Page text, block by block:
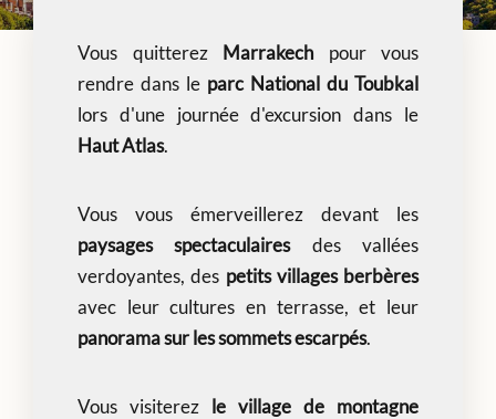
Vous quitterez Marrakech pour vous
rendre dans le parc National du Toubkal
lors d'une journée d'excursion dans le
Haut Atlas.
Vous vous émerveillerez devant les
paysages spectaculairesdes vallées
verdoyantes, des petits villages berbères
avec leur cultures en terrasse, et leur
panorama sur les sommets escarpés.
Vous visiterez le village de montagne